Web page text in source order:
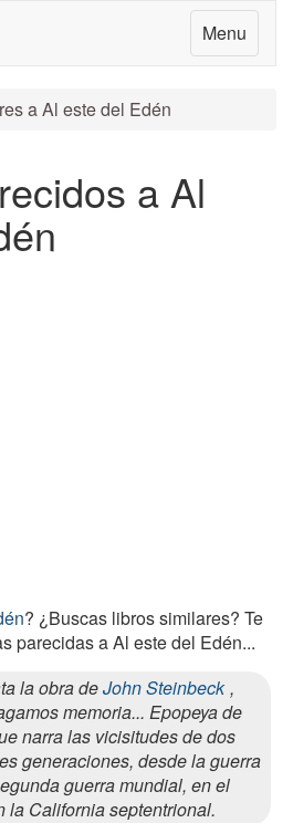
Menu
a Al este del Edén
a Al
? ¿Buscas libros similares? Te
parecidas a Al este del Edén...
la obra deJohn Steinbeck ,
memoria... Epopeya de
narra las vicisitudes de dos
generaciones, desde la guerra
guerra mundial, en el
la California septentrional.